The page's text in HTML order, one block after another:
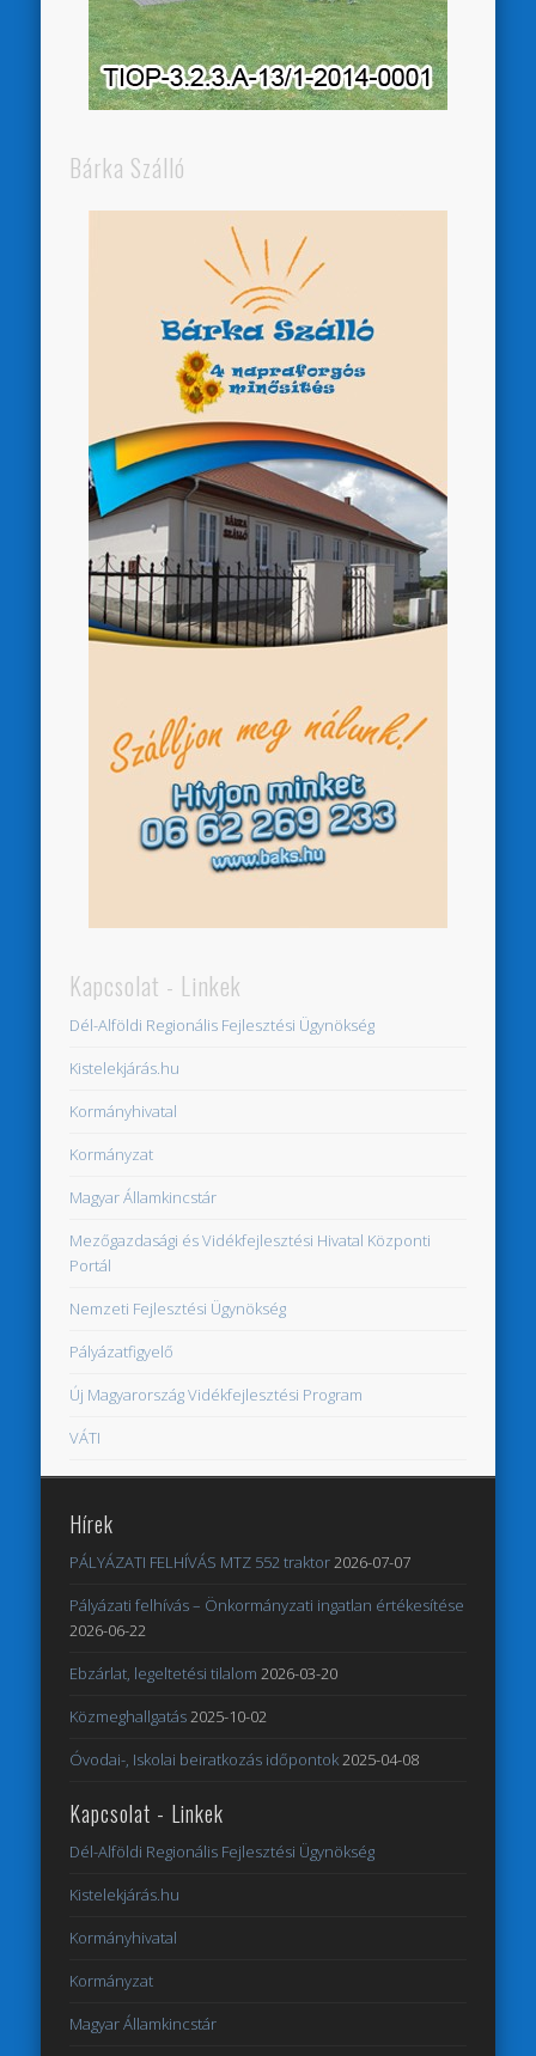
Bárka Szálló
Kapcsolat - Linkek
Dél-Alföldi Regionális Fejlesztési Ügynökség
Kistelekjárás.hu
Kormányhivatal
Kormányzat
Magyar Államkincstár
Mezőgazdasági és Vidékfejlesztési Hivatal Központi
Portál
Nemzeti Fejlesztési Ügynökség
Pályázatfigyelő
Új Magyarország Vidékfejlesztési Program
VÁTI
Hírek
PÁLYÁZATI FELHÍVÁS MTZ 552 traktor2026-07-07
Pályázati felhívás – Önkormányzati ingatlan értékesítése
2026-06-22
Ebzárlat, legeltetési tilalom 2026-03-20
Közmeghallgatás2025-10-02
Óvodai-, Iskolai beiratkozás időpontok2025-04-08
Kapcsolat - Linkek
Dél-Alföldi Regionális Fejlesztési Ügynökség
Kistelekjárás.hu
Kormányhivatal
Kormányzat
Magyar Államkincstár